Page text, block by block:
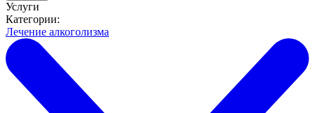
Услуги
Категории:
Лечение алкоголизма